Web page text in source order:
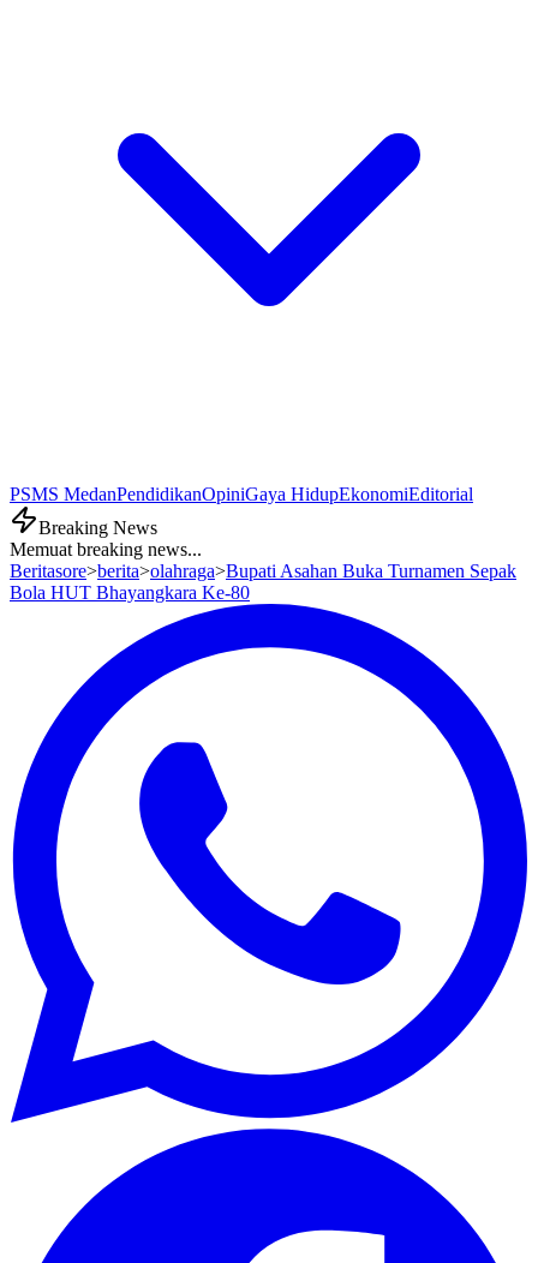
PSMS MedanPendidikanOpiniGaya HidupEkonomiEditorial
Breaking News
Memuat breaking news...
Beritasore>berita>olahraga>Bupati Asahan Buka Turnamen Sepak
Bola HUT Bhayangkara Ke-80